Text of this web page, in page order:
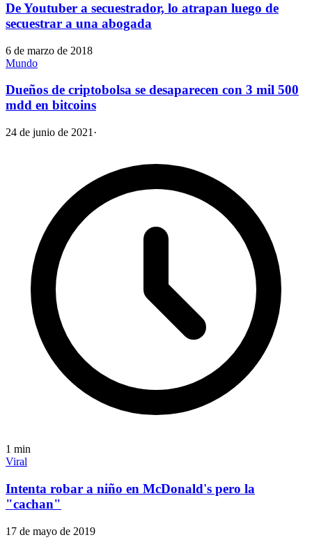
De Youtuber a secuestrador, lo atrapan luego de
secuestrar a una abogada
6 de marzo de 2018
Mundo
Dueños de criptobolsa se desaparecen con 3 mil 500
mdd en bitcoins
24 de junio de 2021 ·
1 min
Viral
Intenta robar a niño en McDonald's pero la
"cachan"
17 de mayo de 2019